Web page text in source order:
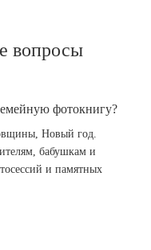
вопросы
фотокнигу?
Новый год.
бабушкам и
и памятных